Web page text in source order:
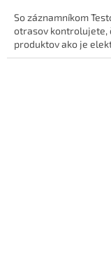
So záznamníkom
otrasov kontrolujete,
produktov ako je